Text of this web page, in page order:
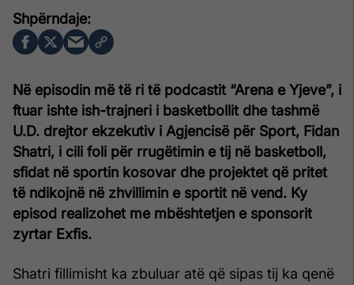
Në episodin më të ri të podcastit “Arena e Yjeve”, i
ftuar ishte ish-trajneri i basketbollit dhe tashmë
U.D. drejtor ekzekutiv i Agjencisë për Sport, Fidan
Shatri, i cili foli për rrugëtimin e tij në basketboll,
sfidat në sportin kosovar dhe projektet që pritet
të ndikojnë në zhvillimin e sportit në vend. Ky
episod realizohet me mbështetjen e sponsorit
zyrtar Exfis.
Shatri fillimisht ka zbuluar atë që sipas tij ka qenë